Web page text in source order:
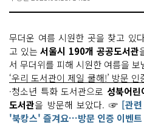
통
포
무더운 여름 시원한 곳을 찾고 있
고 있는서울시 190개 공공도서관
서 무더위를 피해 시원한 여름을 보
‘우리 도서관이 제일 쿨해!’ 방문 인
·청소년 특화 도서관으로 성북어린
도서관을 방문해 보았다. ☞[관련
'북캉스' 즐겨요…방문 인증 이벤트